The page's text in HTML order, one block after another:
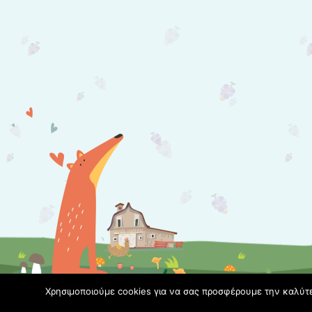
Χρησιμοποιούμε cookies για να σας προσφέρουμε την